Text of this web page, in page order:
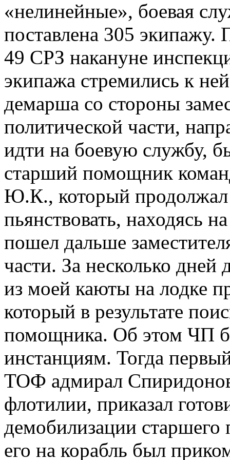
«нелинейные», боевая
поставлена 305
49 СРЗ накануне
экипажа стремились к
демарша со стороны
политической части,
идти на боевую службу,
старший помощник
Ю.К., который продолжал
пьянствовать, находясь
пошел дальше
части. За несколько
из моей каюты на лодке
который в результате
помощника. Об этом ЧП
инстанциям. Тогда
ТОФ адмирал
флотилии, приказал
демобилизации
его на корабль был